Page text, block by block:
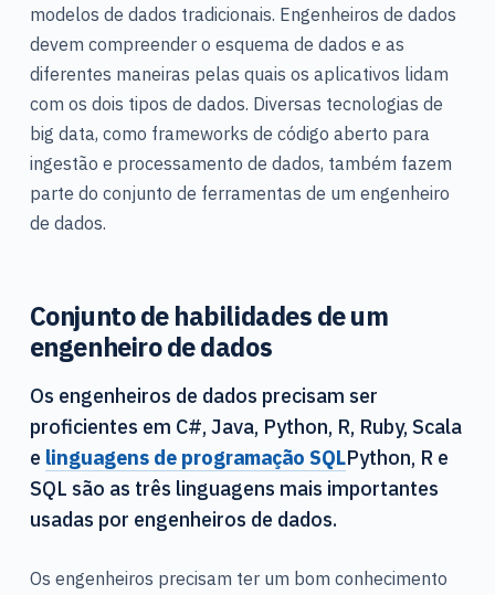
modelos de dados tradicionais. Engenheiros de dados
devem compreender o esquema de dados e as
diferentes maneiras pelas quais os aplicativos lidam
com os dois tipos de dados. Diversas tecnologias de
big data, como frameworks de código aberto para
ingestão e processamento de dados, também fazem
parte do conjunto de ferramentas de um engenheiro
de dados.
Conjunto de habilidades de um
engenheiro de dados
Os engenheiros de dados precisam ser
proficientes em C#, Java, Python, R, Ruby, Scala
e linguagens de programação SQLPython, R e
SQL são as três linguagens mais importantes
usadas por engenheiros de dados.
Os engenheiros precisam ter um bom conhecimento